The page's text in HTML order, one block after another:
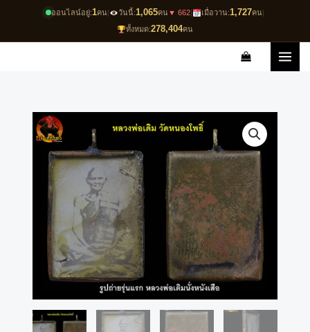
ออนไลน์อยู่:1คน| วันนี้:1,065คน▼ 662| เมื่อวาน:1,727คน|
ทั้งหมด:278,404คน
content